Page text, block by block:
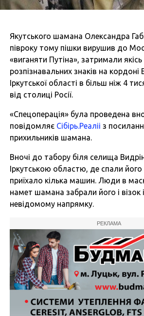
Якутського шамана Олександра
півроку тому пішки вирушив до
«виганяти Путіна», затримали
розпізнавальних знаків на кордоні
Іркутської області в більш ніж 4
від столиці Росії.
«Спецоперація» була проведена
повідомляє Сібірь.Реаліі з
прихильників шамана.
Вночі до табору біля селища
Іркутською областю, де спали
приїхало кілька машин. Люди в
намет шамана забрали його і візок
невідомому напрямку.
РЕКЛАМА